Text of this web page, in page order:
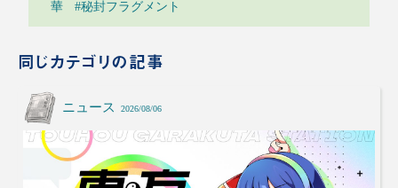
華
#秘封フラグメント
同じカテゴリの記事
ニュース 2026/08/06